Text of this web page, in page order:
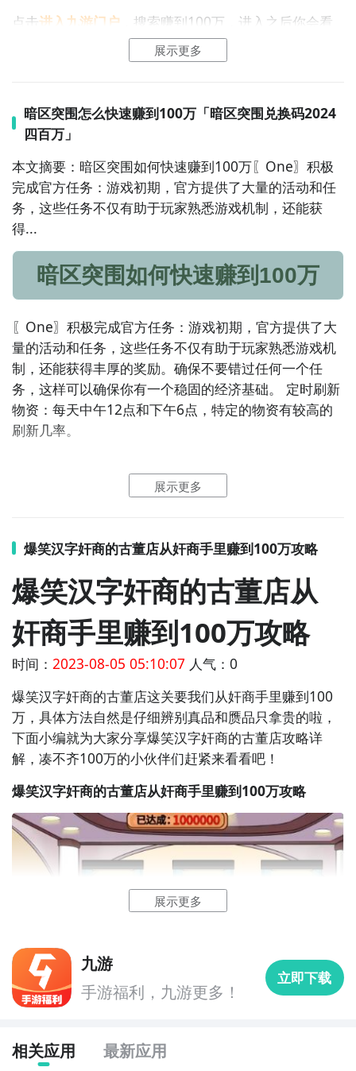
赚到100万什么时候公测？公测
时间提前预知，有三大
方法，下边就让九游独家来为您揭秘吧！
步骤1：百度搜索“九游赚到100万
点击进入九游门户 ，搜索赚到100万，进入之后你会看
到一个下载按钮，分别是【高速下载】
速下载可以更加节省下载时间和流量，能够很好的解决
海量的精品游戏下载，
在九游客户端搜索栏中输入赚到100万进行搜索，点击
进入到游戏专区中，如图所示：如图所示，这样你就不
用四处寻求游戏下载包，简简单单的两步你就可以安装
了，同时​还有大量的安卓手机游戏攻略。
九游APP下载【高速下载】
100万最为直接方法哦，不知道大家有没有清楚的知道
呢？想要了解更多精彩内容，不妨多多关注九游赚到
100万
展示更多
暗区突围怎么快速赚到100万「暗区突围兑换码2024
四百万」
本文摘要：暗区突围如何快速赚到100万〖One〗积极
完成官方任务：游戏初期，官方提供了大量的活动和任
务，这些任务不仅有助于玩家熟悉游戏机制，还能获
得...
暗区突围如何快速赚到100万
〖One〗积极完成官方任务：游戏初期，官方提供了大
量的活动和任务，这些任务不仅有助于玩家熟悉游戏机
制，还能获得丰厚的奖励。确保不要错过任何一个任
务，这样可以确保你有一个稳固的经济基础。 定时刷新
物资：每天中午12点和下午6点，特定的物资有较高的
刷新几率。
展示更多
爆笑汉字奸商的古董店从奸商手里赚到100万攻略
爆笑汉字奸商的古董店从
奸商手里赚到100万攻略
时间： 2023-08-05 05:10:07 人气：0
爆笑汉字奸商的古董店这关要我们从奸商手里赚到100
万，具体方法自然是仔细辨别真品和赝品只拿贵的啦，
下面小编就为大家分享爆笑汉字奸商的古董店攻略详
解，凑不齐100万的小伙伴们赶紧来看看吧！
爆笑汉字奸商的古董店从奸商手里赚到100万攻略
展示更多
九游
手游福利，九游更多！
立即下载
相关应用 最新应用